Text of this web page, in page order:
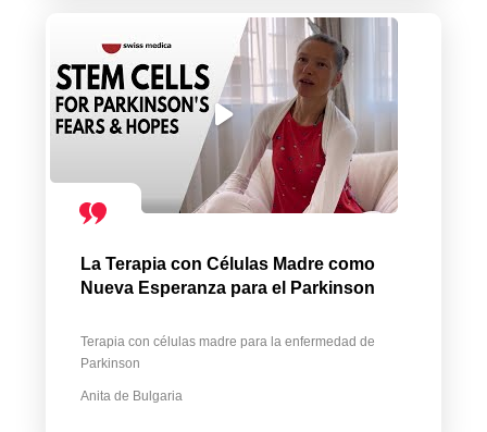
La Terapia con Células Madre como
Nueva Esperanza para el Parkinson
Terapia con células madre para la enfermedad de
Parkinson
Anita de Bulgaria